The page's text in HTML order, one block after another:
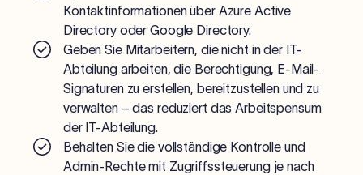
Kontaktinformationen über Azure Active
Directory oder Google Directory.
Geben Sie Mitarbeitern, die nicht in der IT-
Abteilung arbeiten, die Berechtigung, E-Mail-
Signaturen zu erstellen, bereitzustellen und zu
verwalten – das reduziert das Arbeitspensum
der IT-Abteilung.
Behalten Sie die vollständige Kontrolle und
Admin-Rechte mit Zugriffssteuerung je nach